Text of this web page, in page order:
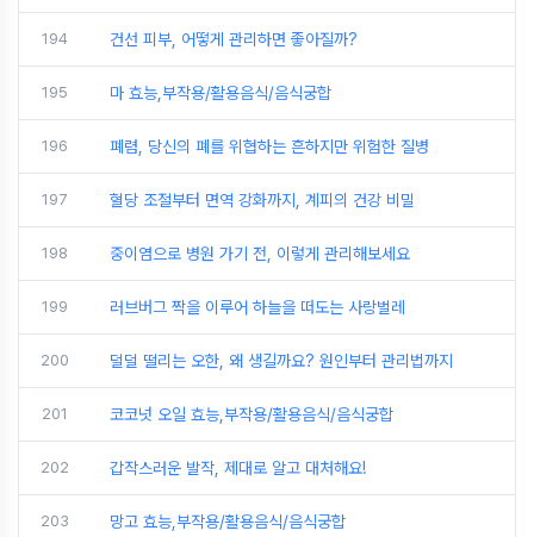
194 건선 피부, 어떻게 관리하면 좋아질까?
195 마 효능,부작용/활용음식/음식궁합
196 폐렴, 당신의 폐를 위협하는 흔하지만 위험한 질병
197 혈당 조절부터 면역 강화까지, 계피의 건강 비밀
198 중이염으로 병원 가기 전, 이렇게 관리해보세요
199 러브버그 짝을 이루어 하늘을 떠도는 사랑벌레
200 덜덜 떨리는 오한, 왜 생길까요? 원인부터 관리법까지
201 코코넛 오일 효능,부작용/활용음식/음식궁합
202 갑작스러운 발작, 제대로 알고 대처해요!
203 망고 효능,부작용/활용음식/음식궁합